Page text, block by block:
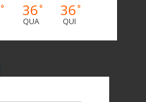
° 36°
QUA
36°
QUI